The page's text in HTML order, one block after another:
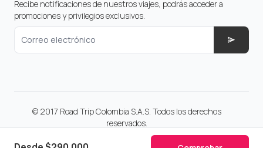
Recibe notificaciones de nuestros viajes, podrás acceder a
promociones y privilegios exclusivos.
Correo electrónico
© 2017 Road Trip Colombia S.A.S. Todos los derechos
reservados.
in Colombia.